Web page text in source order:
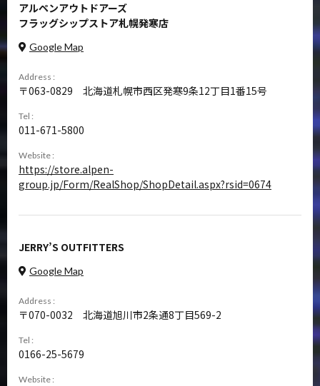
アルペンアウトドアーズ
フラッグシップストア札幌発寒店
Google Map
Address :
063-0829 北海道札幌市西区発寒9条12丁目1番15号
Tel :
011-671-5800
Website :
https://store.alpen-
group.jp/Form/RealShop/ShopDetail.aspx?rsid=0674
JERRY’S OUTFITTERS
Google Map
Address :
070-0032 北海道旭川市2条通8丁目569-2
Tel :
0166-25-5679
Website :